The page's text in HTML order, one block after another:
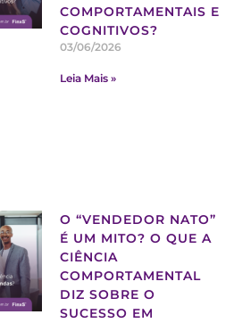
COMPORTAMENTAIS E
COGNITIVOS?
03/06/2026
Leia Mais »
O “VENDEDOR NATO”
É UM MITO? O QUE A
CIÊNCIA
COMPORTAMENTAL
DIZ SOBRE O
SUCESSO EM